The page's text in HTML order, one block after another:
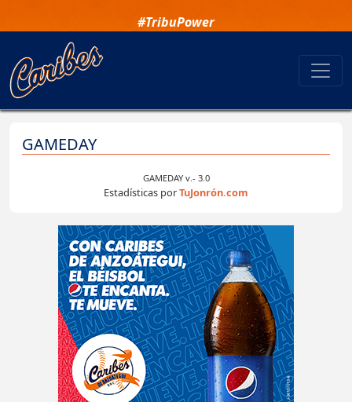
#TribuPower
GAMEDAY
GAMEDAY v.- 3.0
Estadísticas porTuJonrón.com